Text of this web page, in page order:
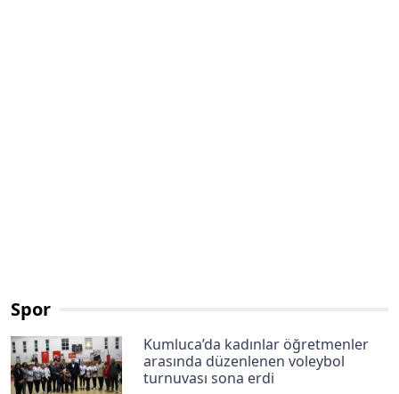
Spor
Kumluca’da kadınlar öğretmenler
arasında düzenlenen voleybol
turnuvası sona erdi